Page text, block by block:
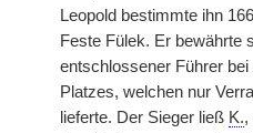
Leopold bestimmte ihn
Feste Fülek. Er bewährte
entschlossener Führer
Platzes, welchen nur
lieferte. Der Sieger ließ K.,